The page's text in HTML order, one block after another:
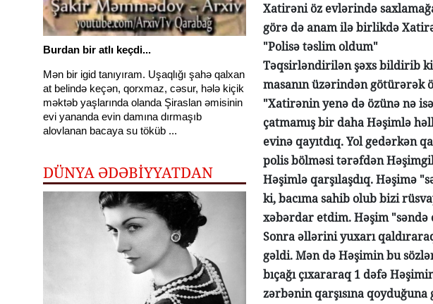
Burdan bir atlı keçdi...
Mən bir igid tanıyıram. Uşaqlığı şahə qalxan
at belində keçən, qorxmaz, cəsur, hələ kiçik
məktəb yaşlarında olanda Şiraslan əmisinin
evi yananda evin damına dırmaşıb
alovlanan bacaya su töküb ...
DÜNYA ƏDƏBİYYATDAN
Xatirəni öz evlərində
görə də anam ilə birlikdə
"Polisə təslim oldum"
Təqsirləndirilən şəxs bildirib
masanın üzərindən götürərək
"Xatirənin yenə də özünə nə
çatmamış bir daha Həşimlə
evinə qayıtdıq. Yol gedərkən
polis bölməsi tərəfdən
Həşimlə qarşılaşdıq. Həşimə
ki, bacıma sahib olub bizi
xəbərdar etdim. Həşim
Sonra əllərini yuxarı
gəldi. Mən də Həşimin bu
bıçağı çıxararaq 1 dəfə
zərbənin qarşısına